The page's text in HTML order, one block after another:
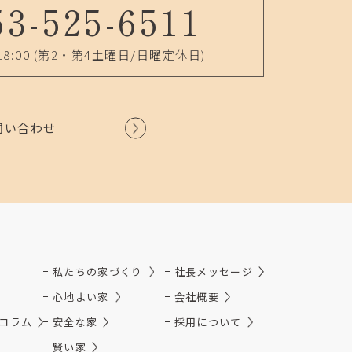
525-6511
(第2・第4土曜日/日曜定休日)
い合わせ
ラム
私たちの家づくり
心地よい家
安全な家
賢い家
社長メッセージ
会社概要
採用について